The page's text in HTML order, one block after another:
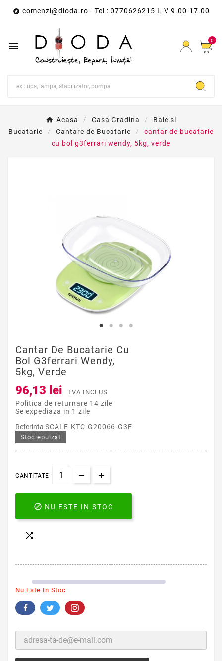
 comenzi@dioda.ro - Tel : 0770626215 L-V 9.00-17.00
 0
Acasa Casa Gradina
Baie si
Bucatarie
Cantare de Bucatarie
cantar de bucatarie
cu bol g3ferrari wendy, 5kg, verde
Cantar De Bucatarie Cu
Bol G3ferrari Wendy,
5kg, Verde
96,13 lei TVA INCLUS
Politica de returnare 14 zile
Se expediaza in 1 zile
Referinta SCALE-KTC-G20066-G3F
Stoc epuizat
CANTITATE
 NU ESTE IN STOC

Nu Este In Stoc